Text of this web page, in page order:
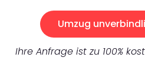
Umzug
Ihre Anfrage ist zu 100%